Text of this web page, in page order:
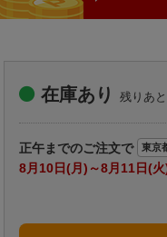
楽天チケ
エン
推し楽
在庫あり 残りあと
正午までのご注文で
8月10日(月)～8月11日(